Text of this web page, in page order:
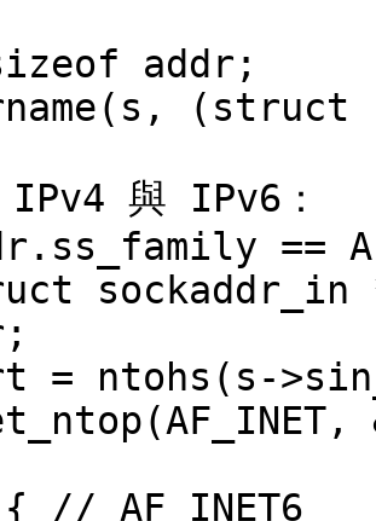
addr;
(struct
與 IPv6：
==
// AF_INET6